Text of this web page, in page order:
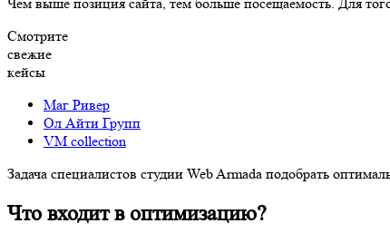
Смотрите
свежие
кейсы
Маг Ривер
Ол Айти Групп
VM collection
Задача специалистов студии Web Armada подобрать
Что входит в оптимизацию?